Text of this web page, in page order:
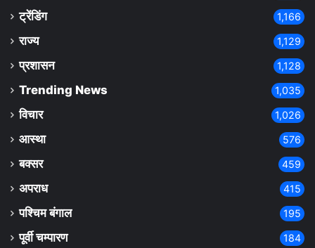
ट्रेंडिंग 1,166
राज्य 1,129
प्रशासन 1,128
Trending News 1,035
विचार 1,026
आस्था 576
बक्सर 459
अपराध 415
पश्चिम बंगाल 195
पूर्वी चम्पारण 184